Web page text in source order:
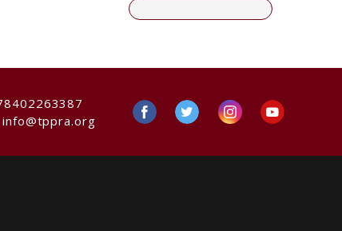
info@tppra.org